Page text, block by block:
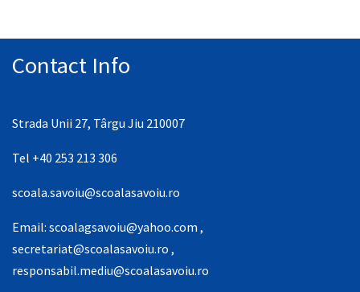
Contact Info
Strada Unii 27, Târgu Jiu 210007
Tel +40 253 213 306
scoala.savoiu@scoalasavoiu.ro
Email: scoalagsavoiu@yahoo.com ,
secretariat@scoalasavoiu.ro ,
responsabil.mediu@scoalasavoiu.ro